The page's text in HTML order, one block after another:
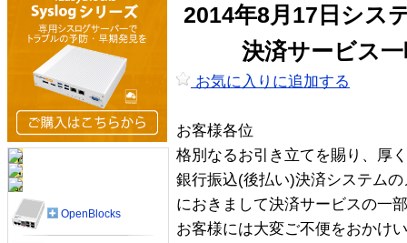
2014年8月17日シス
決済サービス
お気に入りに追加する
お客様各位
格別なるお引き立てを賜り、厚
銀行振込(後払い)決済システム
におきまして決済サービスの一
お客様には大変ご不便をおかけ
OpenBlocks